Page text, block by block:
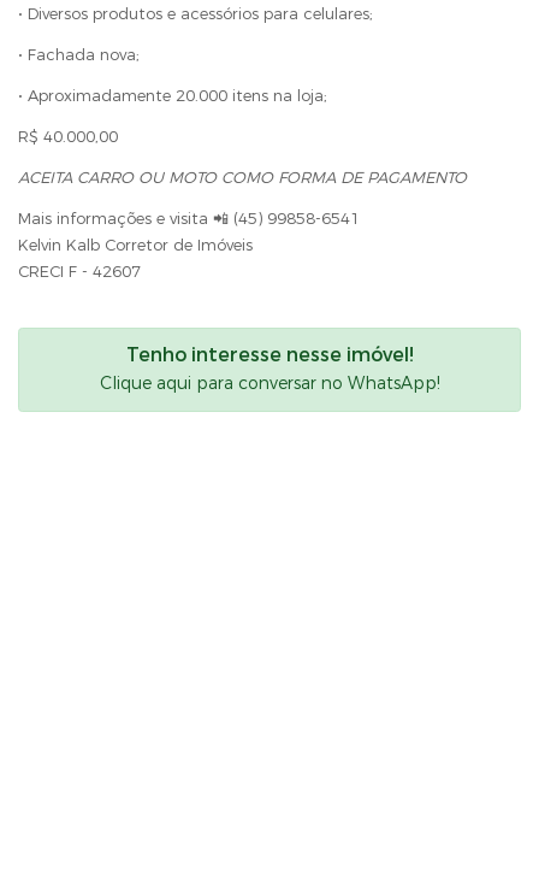
• Diversos produtos e acessórios para celulares;
• Fachada nova;
• Aproximadamente 20.000 itens na loja;
R$ 40.000,00
ACEITA CARRO OU MOTO COMO FORMA DE PAGAMENTO
Mais informações e visita 📲 (45) 99858-6541
Kelvin Kalb Corretor de Imóveis
CRECI F - 42607
Tenho interesse nesse imóvel!
Clique aqui para conversar no WhatsApp!